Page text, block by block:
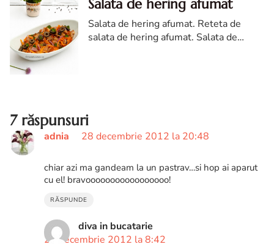
Salata de hering afumat
Salata de hering afumat. Reteta de
salata de hering afumat. Salata de
7 răspunsuri
adnia 28 decembrie 2012 la 20:48
chiar azi ma gandeam la un pastrav…si hop ai aparut
cu el! bravooooooooooooooooo!
RĂSPUNDE
diva in bucatarie
29 decembrie 2012 la 8:42